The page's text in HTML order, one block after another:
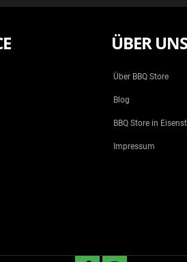
ÜBER UNS
Über BBQ Store
Blog
BBQ Store in
Impressum